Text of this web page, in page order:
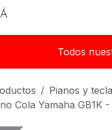
Todos
Pianos y
Cola Yamaha GB1K